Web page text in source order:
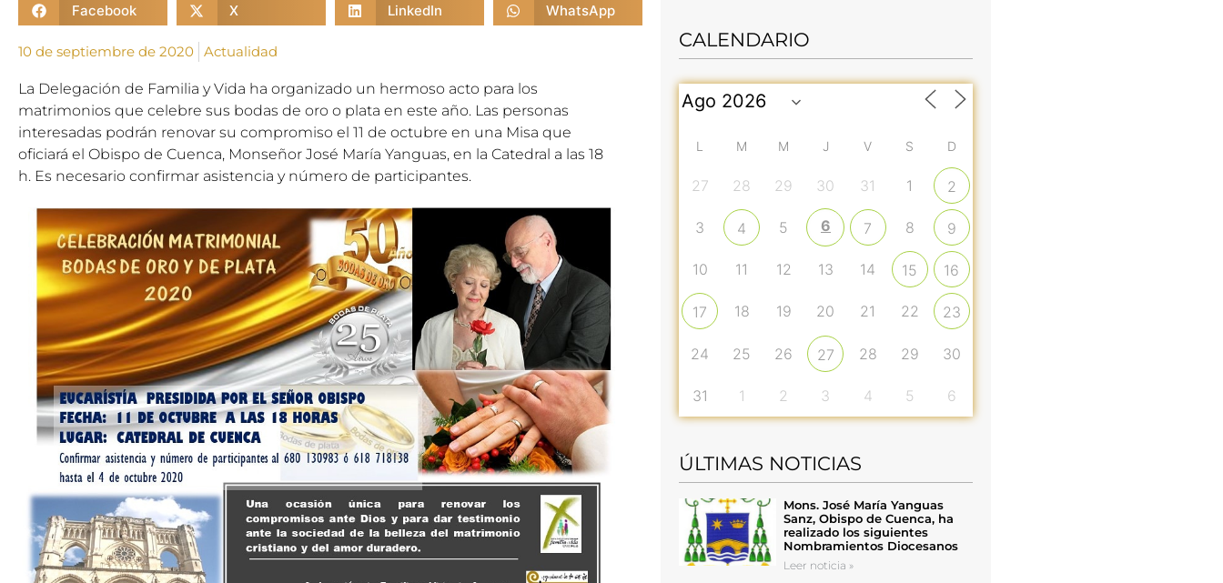
Facebook X LinkedIn WhatsApp
10 de septiembre de 2020 Actualidad
La Delegación de Familia y Vida ha organizado un hermoso acto para los
matrimonios que celebre sus bodas de oro o plata en este año. Las personas
interesadas podrán renovar su compromiso el 11 de octubre en una Misa que
oficiará el Obispo de Cuenca, Monseñor José María Yanguas, en la Catedral a las 18
h. Es necesario confirmar asistencia y número de participantes.
CALENDARIO
L M M J V S D
27 28 29 30 31 1 2
3 4 5 6 7 8 9
10 11 12 13 14 15 16
17 18 19 20 21 22 23
24 25 26 27 28 29 30
31 1 2 3 4 5 6
ÚLTIMAS NOTICIAS
Mons. José María Yanguas
Sanz, Obispo de Cuenca, ha
realizado los siguientes
Nombramientos Diocesanos
Leer noticia »